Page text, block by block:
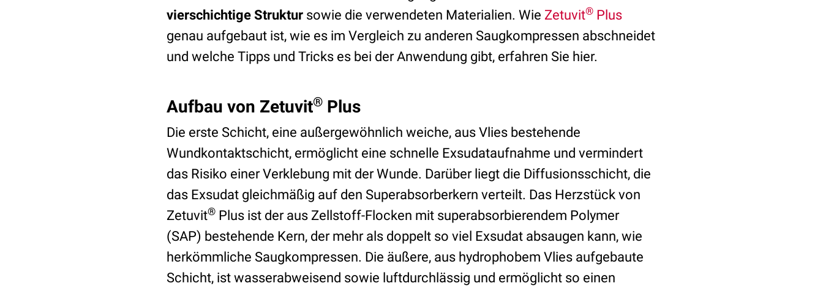
vierschichtige Struktur sowie die verwendeten Materialien. Wie Zetuvit® Plus
genau aufgebaut ist, wie es im Vergleich zu anderen Saugkompressen abschneidet
und welche Tipps und Tricks es bei der Anwendung gibt, erfahren Sie hier.
Aufbau von Zetuvit® Plus
Die erste Schicht, eine außergewöhnlich weiche, aus Vlies bestehende
Wundkontaktschicht, ermöglicht eine schnelle Exsudataufnahme und vermindert
das Risiko einer Verklebung mit der Wunde. Darüber liegt die Diffusionsschicht, die
das Exsudat gleichmäßig auf den Superabsorberkern verteilt. Das Herzstück von
Zetuvit® Plus ist der aus Zellstoff-Flocken mit superabsorbierendem Polymer
(SAP) bestehende Kern, der mehr als doppelt so viel Exsudat absaugen kann, wie
herkömmliche Saugkompressen. Die äußere, aus hydrophobem Vlies aufgebaute
Schicht, ist wasserabweisend sowie luftdurchlässig und ermöglicht so einen